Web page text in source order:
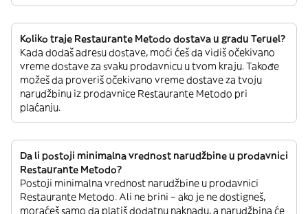
Koliko traje Restaurante Metodo dostava u gradu Teruel?
Kada dodaš adresu dostave, moći ćeš da vidiš očekivano
vreme dostave za svaku prodavnicu u tvom kraju. Takođe
možeš da proveriš očekivano vreme dostave za tvoju
narudžbinu iz prodavnice Restaurante Metodo pri
plaćanju.
Da li postoji minimalna vrednost narudžbine u prodavnici
Restaurante Metodo?
Postoji minimalna vrednost narudžbine u prodavnici
Restaurante Metodo. Ali ne brini – ako je ne dostigneš,
moraćeš samo da platiš dodatnu naknadu, a narudžbina će